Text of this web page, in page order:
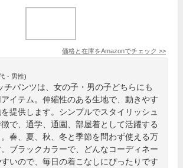
価格と在庫をAmazonでチェック >>
・男性)
チパンツは、女の子・男の子どちらにも
イテム。伸縮性のある生地で、動きやす
提供します。シンプルでスタイリッシュ
で、通学、通園、部屋着として活躍する
春、夏、秋、冬と季節を問わず使える万
ブラックカラーで、どんなコーディネー
すいので、毎日の着こなしにぴったりです